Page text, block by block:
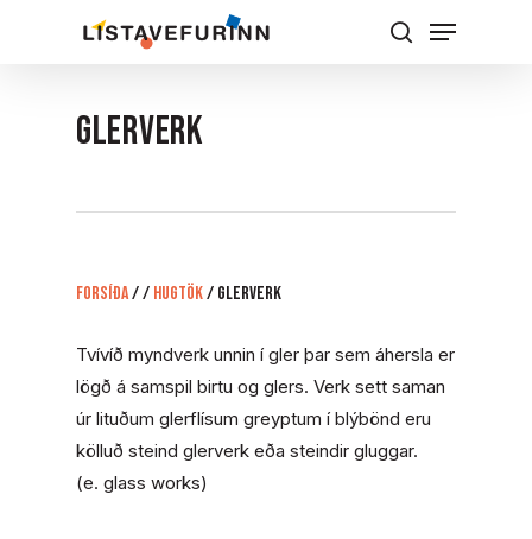
Menu
GLERVERK
Forsíða// Hugtök/ GLERVERK
Tvívíð myndverk unnin í gler þar sem áhersla er
lögð á samspil birtu og glers. Verk sett saman
úr lituðum glerflísum greyptum í blýbönd eru
kölluð steind glerverk eða steindir gluggar.
(e. glass works)